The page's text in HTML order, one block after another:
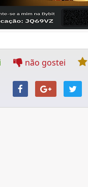
não gostei